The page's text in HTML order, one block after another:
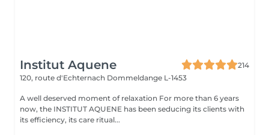
Institut Aquene
214
120, route d'Echternach Dommeldange L-1453
A well deserved moment of relaxation For more than 6 years
now, the INSTITUT AQUENE has been seducing its clients with
its efficiency, its care ritual...